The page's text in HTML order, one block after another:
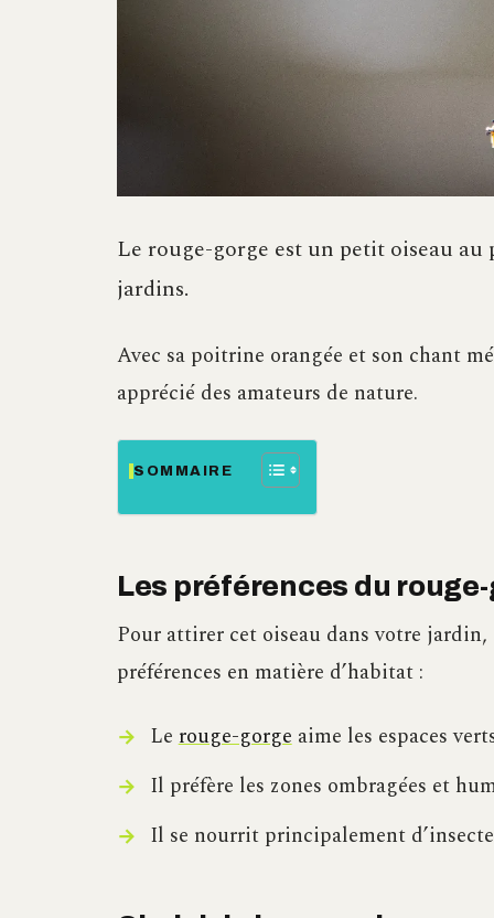
Le rouge-gorge est un petit oiseau au
jardins.
Avec sa poitrine orangée et son chant
apprécié des amateurs de nature.
SOMMAIRE
Les préférences du
Pour attirer cet oiseau dans votre
préférences en matière d’habitat :
Lerouge-gorgeaime les espaces
Il préfère les zones ombragées et
Il se nourrit principalement